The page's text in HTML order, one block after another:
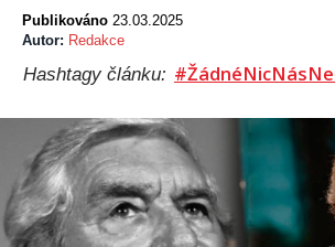
Publikováno 23.03.2025
Autor: Redakce
Hashtagy článku: